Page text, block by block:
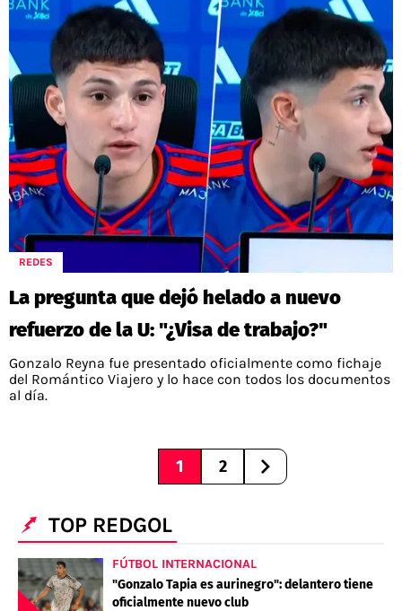
REDES
La pregunta que dejó helado a nuevo
refuerzo de la U: "¿Visa de trabajo?"
Gonzalo Reyna fue presentado oficialmente como fichaje
del Romántico Viajero y lo hace con todos los documentos
al día.
1 2
TOP REDGOL
FÚTBOL INTERNACIONAL
"Gonzalo Tapia es aurinegro": delantero tiene
oficialmente nuevo club